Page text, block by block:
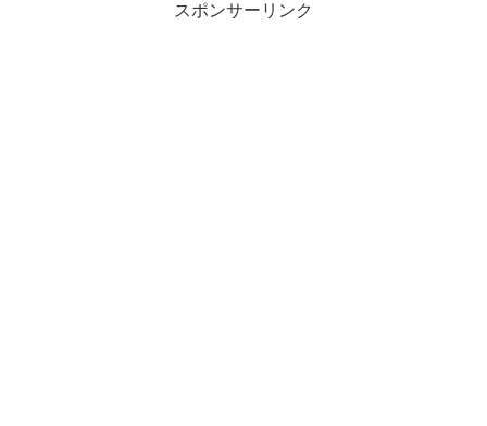
スポンサーリンク